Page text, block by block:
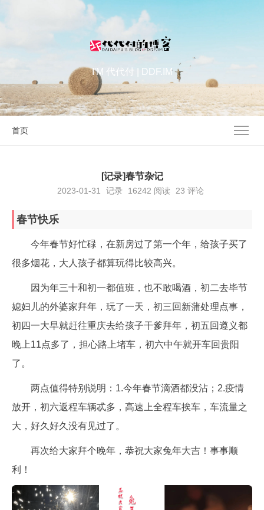
I'M 代代付 | DDF.IM
首页
[记录]春节杂记
2023-01-31 记录 16242 阅读 23 评论
春节快乐
今年春节好忙碌，在新房过了第一个年，给孩子买了
很多烟花，大人孩子都算玩得比较高兴。
因为年三十和初一都值班，也不敢喝酒，初二去毕节
媳妇儿的外婆家拜年，玩了一天，初三回新蒲处理点事，
初四一大早就赶往重庆去给孩子干爹拜年，初五回遵义都
晚上11点多了，担心路上堵车，初六中午就开车回贵阳
了。
两点值得特别说明：1.今年春节滴酒都没沾；2.疫情
放开，初六返程车辆忒多，高速上全程车挨车，车流量之
大，好久好久没有见过了。
再次给大家拜个晚年，恭祝大家兔年大吉！事事顺
利！